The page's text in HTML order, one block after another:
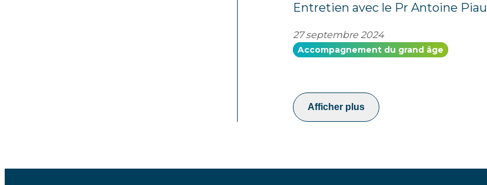
Entretien avec le Pr Antoine Piau
27 septembre 2024
Accompagnement du grand âge
Afficher plus